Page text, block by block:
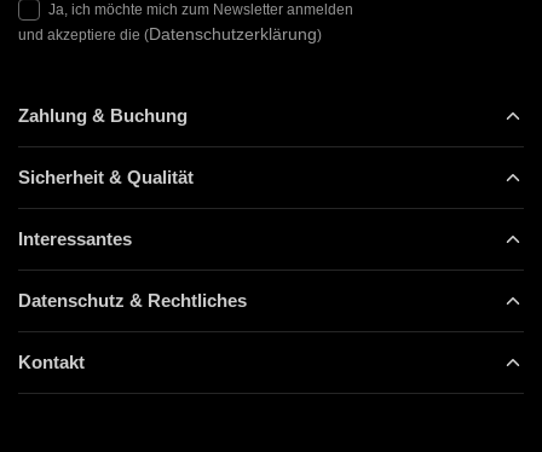
Ja, ich möchte mich zum Newsletter anmelden
und akzeptiere die (Datenschutzerklärung)
Zahlung & Buchung
Sicherheit & Qualität
Interessantes
Datenschutz & Rechtliches
Kontakt